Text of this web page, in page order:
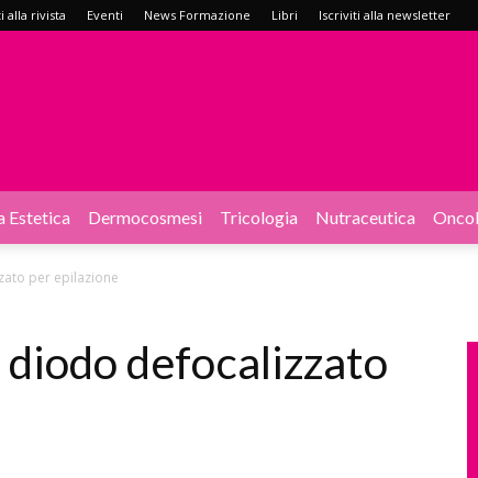
alla rivista Eventi News Formazione Libri Iscriviti alla newsletter
Estetica Dermocosmesi Tricologia Nutraceutica
per epilazione
defocalizzato